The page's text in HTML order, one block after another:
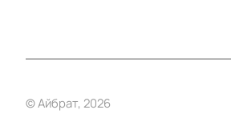
© Айбрат, 2026